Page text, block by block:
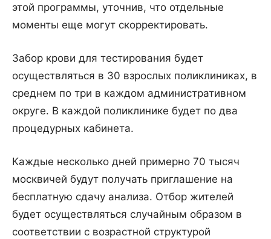
этой программы, уточнив, что отдельные
моменты еще могут скорректировать.
Забор крови для тестирования будет
осуществляться в 30 взрослых поликлиниках, в
среднем по три в каждом административном
округе. В каждой поликлинике будет по два
процедурных кабинета.
Каждые несколько дней примерно 70 тысяч
москвичей будут получать приглашение на
бесплатную сдачу анализа. Отбор жителей
будет осуществляться случайным образом в
соответствии с возрастной структурой